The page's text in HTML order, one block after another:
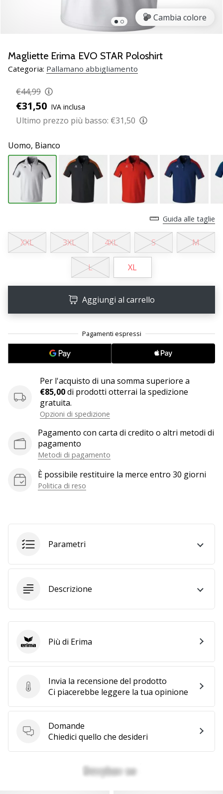
da
pallamano
PUMA
Accelerate
NITRO
SQD
5!
gli
aggiornamenti
tecnici
e
vale
25. 11. 2024
Tempo di lettura: 1 min.
Diventa
brand
WePlayHandball
tu
fanatico
dell'handball
Unisciti
a
come
Brand
Ambassador.
tutti gli
Cambia colore
Magliette Erima EVO STAR Poloshirt
Categoria: Pallamano abbigliamento
€44,99
€31,50 IVA inclusa
Ultimo prezzo più basso: €31,50
Uomo, Bianco
Guida alle taglie
XXL 3XL 4XL S M
L XL
Aggiungi al carrello
Per l'acquisto di una somma superiore a
€85,00di prodotti otterrai la spedizione
gratuita.
Opzioni di spedizione
Pagamento con carta di credito o altri metodi di
pagamento
Metodi di pagamento
È possibile restituire la merce entro 30 giorni
Politica di reso
Parametri
Descrizione
Invia la recensione del prodotto
Invia la recensione del prodotto
Ci piacerebbe leggere la tua opinione
Domande
Domande
Chiedici quello che desideri
ErimaPiù di Erima